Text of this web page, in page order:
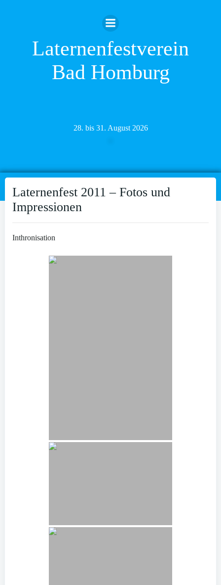
Inhalt
springen
Laternenfestverein
Bad Homburg
28. bis 31. August 2026
Laternenfest 2011 – Fotos und
Impressionen
Inthronisation